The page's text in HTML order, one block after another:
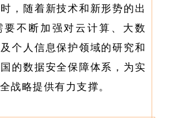
，随着新技术和新形势的出
要不断加强对云计算、大数
个人信息保护领域的研究和
的数据安全保障体系，为实
战略提供有力支撑。